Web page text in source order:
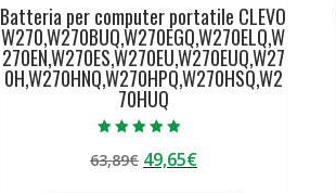
Batteria per computer portatile CLEVO
W270,W270BUQ,W270EGQ,W270ELQ,W
270EN,W270ES,W270EU,W270EUQ,W27
0H,W270HNQ,W270HPQ,W270HSQ,W2
70HUQ
5.00
su 5
63,89€ Il
49,65€Il